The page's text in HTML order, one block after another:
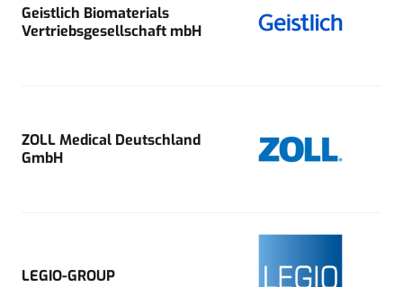
Geistlich Biomaterials
Vertriebsgesellschaft mbH
ZOLL Medical Deutschland
GmbH
LEGIO-GROUP